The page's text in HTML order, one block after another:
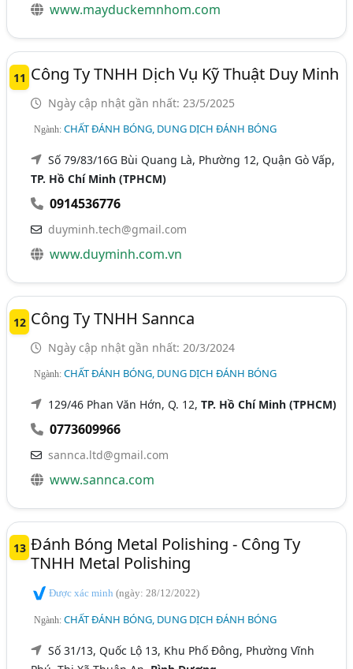
www.mayduckemnhom.com
11 Công Ty TNHH Dịch Vụ Kỹ Thuật Duy Minh
Ngày cập nhật gần nhất: 23/5/2025
Ngành:CHẤT ĐÁNH BÓNG, DUNG DỊCH ĐÁNH BÓNG
Số 79/83/16G Bùi Quang Là, Phường 12, Quận Gò Vấp,
TP. Hồ Chí Minh (TPHCM)
0914536776
duyminh.tech@gmail.com
www.duyminh.com.vn
12 Công Ty TNHH Sannca
Ngày cập nhật gần nhất: 20/3/2024
Ngành:CHẤT ĐÁNH BÓNG, DUNG DỊCH ĐÁNH BÓNG
129/46 Phan Văn Hớn, Q. 12,TP. Hồ Chí Minh (TPHCM)
0773609966
sannca.ltd@gmail.com
www.sannca.com
13 Đánh Bóng Metal Polishing - Công Ty
TNHH Metal Polishing
Được xác minh(ngày: 28/12/2022)
Ngành:CHẤT ĐÁNH BÓNG, DUNG DỊCH ĐÁNH BÓNG
Số 31/13, Quốc Lộ 13, Khu Phố Đông, Phường Vĩnh